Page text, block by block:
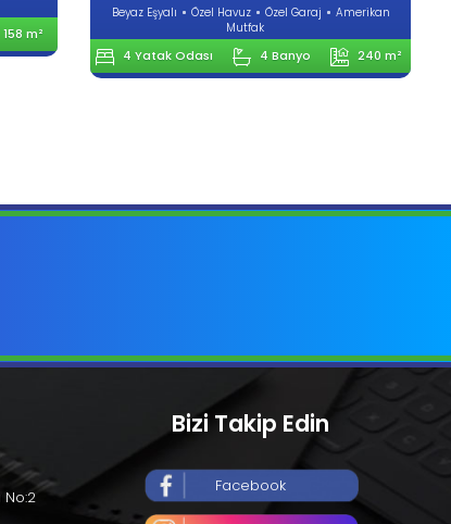
158 m²
Beyaz Eşyalı Özel Havuz Özel Garaj
Amerikan
Mutfak
4 Yatak Odası 4 Banyo 240 m²
Bizi Takip Edin
Facebook